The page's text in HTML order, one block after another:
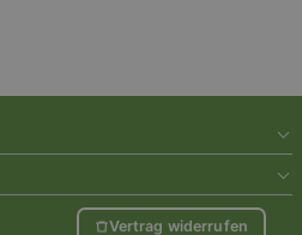
Vertrag widerrufen